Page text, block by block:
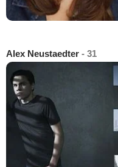
Alex Neustaedter - 31